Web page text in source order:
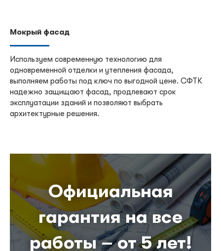
Мокрый фасад
Используем современную технологию для
одновременной отделки и утепления фасада,
выполняем работы под ключ по выгодной цене. СФТК
надежно защищают фасад, продлевают срок
эксплуатации зданий и позволяют выбрать
архитектурные решения.
Официальная
гарантия на все
работы – от 5 лет!